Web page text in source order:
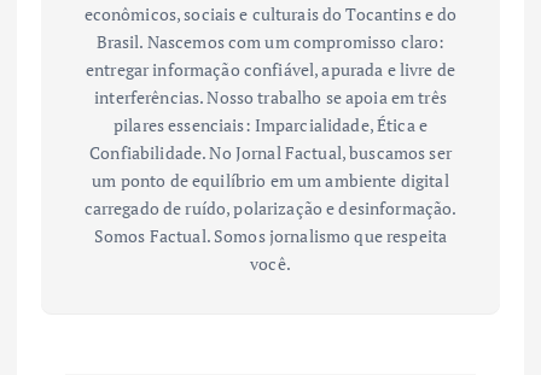
econômicos, sociais e culturais do Tocantins e do
Brasil. Nascemos com um compromisso claro:
entregar informação confiável, apurada e livre de
interferências. Nosso trabalho se apoia em três
pilares essenciais: Imparcialidade, Ética e
Confiabilidade. No Jornal Factual, buscamos ser
um ponto de equilíbrio em um ambiente digital
carregado de ruído, polarização e desinformação.
Somos Factual. Somos jornalismo que respeita
você.